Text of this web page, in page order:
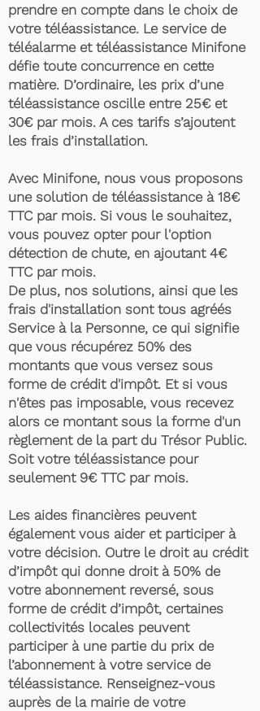
prendre en compte dans le choix de
votre téléassistance. Le service de
téléalarme et téléassistance Minifone
défie toute concurrence en cette
matière. D’ordinaire, les prix d’une
téléassistance oscille entre 25€ et
30€ par mois. A ces tarifs s’ajoutent
les frais d’installation.
Avec Minifone, nous vous proposons
une solution de téléassistance à 18€
TTC par mois. Si vous le souhaitez,
vous pouvez opter pour l'option
détection de chute, en ajoutant 4€
TTC par mois.
De plus, nos solutions, ainsi que les
frais d'installation sont tous agréés
Service à la Personne, ce qui signifie
que vous récupérez 50% des
montants que vous versez sous
forme de crédit d'impôt. Et si vous
n'êtes pas imposable, vous recevez
alors ce montant sous la forme d'un
règlement de la part du Trésor Public.
Soit votre téléassistance pour
seulement 9€ TTC par mois.
Les aides financières peuvent
également vous aider et participer à
votre décision. Outre le droit au crédit
d’impôt qui donne droit à 50% de
votre abonnement reversé, sous
forme de crédit d’impôt, certaines
collectivités locales peuvent
participer à une partie du prix de
l’abonnement à votre service de
téléassistance. Renseignez-vous
auprès de la mairie de votre